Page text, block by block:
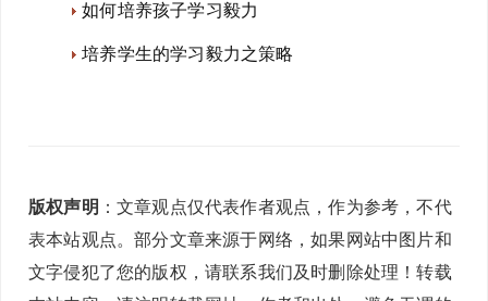
如何培养孩子学习毅力
培养学生的学习毅力之策略
版权声明 ：文章观点仅代表作者观点，作为参考，不代
表本站观点。部分文章来源于网络，如果网站中图片和
文字侵犯了您的版权，请联系我们及时删除处理！转载